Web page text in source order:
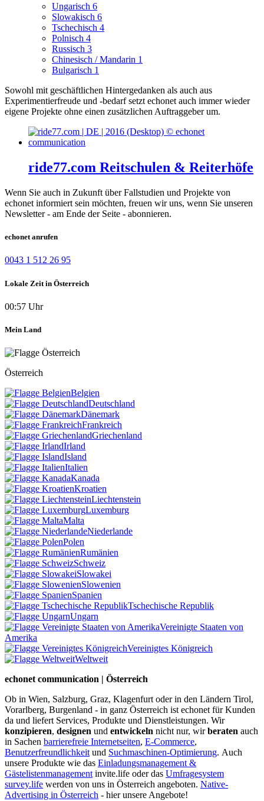
Ungarisch 6
Slowakisch 6
Tschechisch 4
Polnisch 4
Russisch 3
Chinesisch / Mandarin 1
Bulgarisch 1
Sowohl mit geschäftlichen Hintergedanken als auch aus
Experimentierfreude und -bedarf setzt echonet auch immer wieder
eigene Projekte ohne einen zusätzlichen Auftraggeber um.
ride77.com Reitschulen & Reiterhöfe
Wenn Sie auch in Zukunft über Fallstudien und Projekte von
echonet informiert sein möchten, freuen wir uns, wenn Sie unseren
Newsletter - am Ende der Seite - abonnieren.
echonet anrufen
0043 1 512 26 95
Lokale Zeit in Österreich
00:57 Uhr
Mein Land
Österreich
Belgien
Deutschland
Dänemark
Frankreich
Griechenland
Irland
Island
Italien
Kanada
Kroatien
Liechtenstein
Luxemburg
Malta
Niederlande
Polen
Rumänien
Schweiz
Slowakei
Slowenien
Spanien
Tschechische Republik
Ungarn
Vereinigte Staaten von
Amerika
Vereinigtes Königreich
Weltweit
echonet communication | Österreich
Ob in Wien, Salzburg, Graz, Klagenfurt oder in den Ländern Tirol,
Vorarlberg, Burgenland - in ganz Österreich ist echonet für Kunden
da und liefert Services, Produkte und Dienstleistungen. Wir
konzipieren, designen und entwickeln nicht nur, wirberaten auch
in Sachen barrierefreie Internetseiten, E-Commerce,
Benutzerfreundlichkeit und Suchmaschinen-Optimierung. Auch
unsere Produkte wie das Einladungsmanagement &
Gästelistenmanagement invite.life oder das Umfragesystem
survey.life werden von uns in Österreich angeboten. Native-
Advertising in Österreich - hier unsere Angebote!